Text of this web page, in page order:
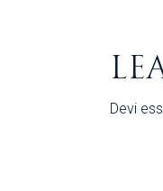
Devi